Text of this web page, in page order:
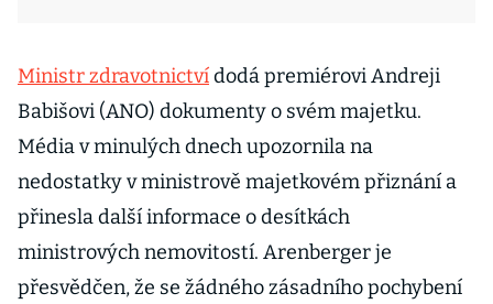
Ministr zdravotnictvídodá premiérovi Andreji
Babišovi (ANO) dokumenty o svém majetku.
Média v minulých dnech upozornila na
nedostatky v ministrově majetkovém přiznání a
přinesla další informace o desítkách
ministrových nemovitostí. Arenberger je
přesvědčen, že se žádného zásadního pochybení